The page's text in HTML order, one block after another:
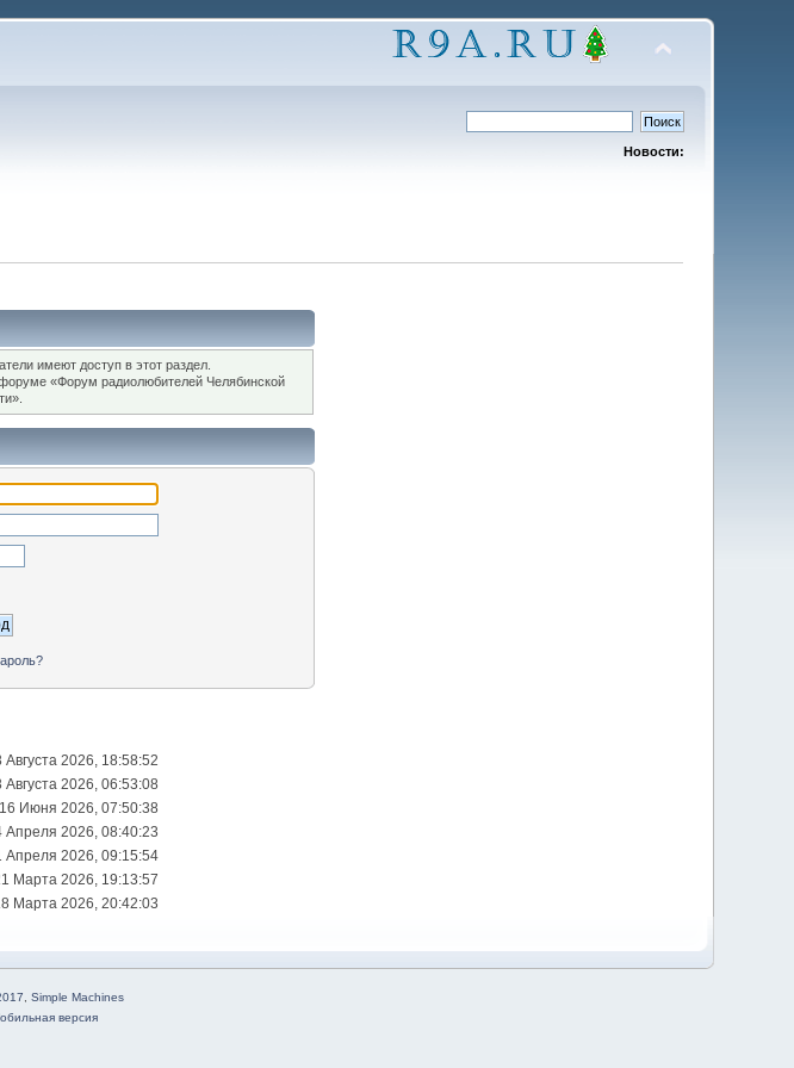
Новости:
имеют доступ в этот раздел.
«Форум радиолюбителей Челябинской
Августа 2026, 18:58:52
Августа 2026, 06:53:08
16 Июня 2026, 07:50:38
Апреля 2026, 08:40:23
Апреля 2026, 09:15:54
Марта 2026, 19:13:57
Марта 2026, 20:42:03
Simple Machines
версия